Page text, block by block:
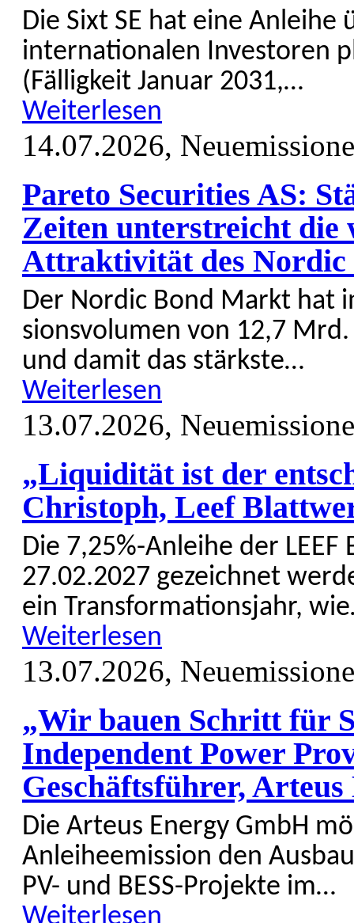
Die Sixt SE hat eine
inter­natio­nalen Investoren
(Fälligkeit Januar 2031,…
Weiterlesen
14.07.2026,
Pareto Securities AS:
Zeiten unterstreicht die
Attraktivität des Nordic
Der Nordic Bond Markt hat
sions­vo­lumen von 12,7
und damit das stärkste…
Weiterlesen
13.07.2026,
„Liquidität ist der
Christoph, Leef
Die 7,25%-Anleihe der
27.02.2027 gezei­chnet
ein Trans­formations­jahr,
Weiterlesen
13.07.2026,
„Wir bauen Schritt für
Independent Power
Geschäftsführer,
Die Arteus Energy GmbH
Anleihe­emission den
PV- und BESS-Projekte im…
Weiterlesen